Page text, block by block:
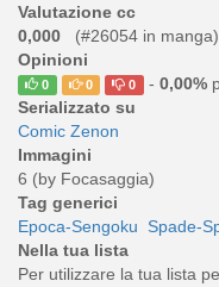
Valutazione cc
0,000
(#26054 in
Opinioni
0 0 0 - 0,00%
Serializzato su
Comic Zenon
Immagini
6 (by Focasaggia)
Tag generici
Epoca-Sengoku
Spade-
Nella tua lista
Per utilizzare la tua lista